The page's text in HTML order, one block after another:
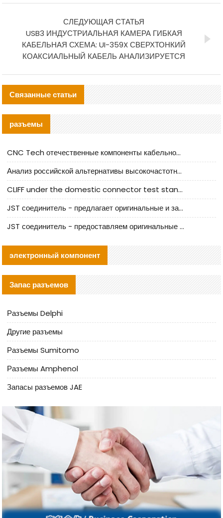
СЛЕДУЮЩАЯ СТАТЬЯ
USB3 ИНДУСТРИАЛЬНАЯ КАМЕРА ГИБКАЯ
КАБЕЛЬНАЯ СХЕМА: UI-359X СВЕРХТОНКИЙ
КОАКСИАЛЬНЫЙ КАБЕЛЬ АНАЛИЗИРУЕТСЯ
Связанные статьи
разъемы
CNC Tech отечественные компоненты кабельной арматуры оценка и руководство по производственному внедрению
Анализ российской альтернативы высокочастотных кабельных колодцев I-PEX
CLIFF under the domestic connector test standard update
JST соединитель - предлагает оригинальные и заменяющие JST NSHR-02V-S соединители
JST соединитель - предоставляем оригинальные JST GHR-09V-S соединители и их аналоги
электронный компонент
Запас разъемов
Разъемы Delphi
Другие разъемы
Разъемы Sumitomo
Разъемы Amphenol
Запасы разъемов JAE